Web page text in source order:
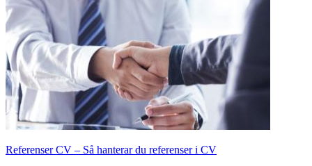
Referenser CV – Så hanterar du referenser i CV